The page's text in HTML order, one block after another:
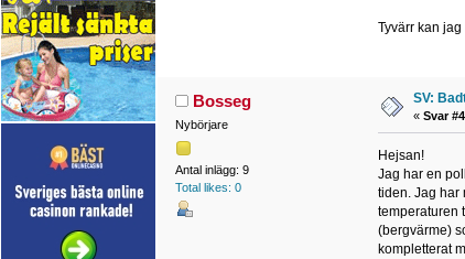
Tyvärr kan
Bosseg
Nybörjare
Antal inlägg: 9
Total likes: 0
SV:
« Svar
Hejsan!
Jag har en
tiden. Jag har
temperaturen
(bergvärme)
kompletterat